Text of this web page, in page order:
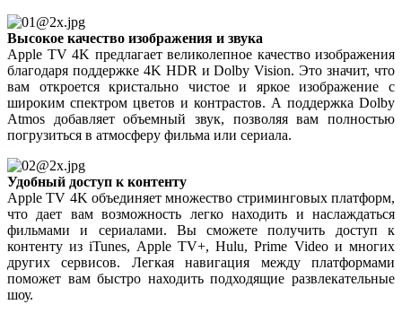
Высокое качество изображения и звука
Apple TV 4K предлагает великолепное качество изображения
благодаря поддержке 4K HDR и Dolby Vision. Это значит, что
вам откроется кристально чистое и яркое изображение с
широким спектром цветов и контрастов. А поддержка Dolby
Atmos добавляет объемный звук, позволяя вам полностью
погрузиться в атмосферу фильма или сериала.
Удобный доступ к контенту
Apple TV 4K объединяет множество стриминговых платформ,
что дает вам возможность легко находить и наслаждаться
фильмами и сериалами. Вы сможете получить доступ к
контенту из iTunes, Apple TV+, Hulu, Prime Video и многих
других сервисов. Легкая навигация между платформами
поможет вам быстро находить подходящие развлекательные
шоу.